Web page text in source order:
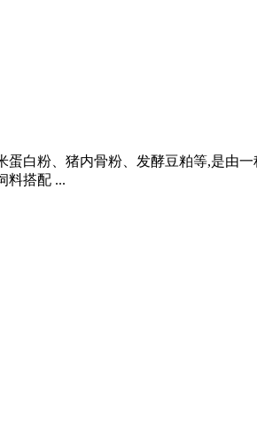
白粉、猪内骨粉、发酵豆粕等,是由
料搭配 ...